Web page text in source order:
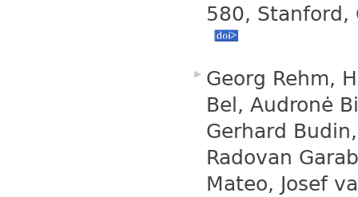
580, Stanford,
Georg Rehm,
Bel, Audronė
Gerhard
Radovan
Mateo, Josef